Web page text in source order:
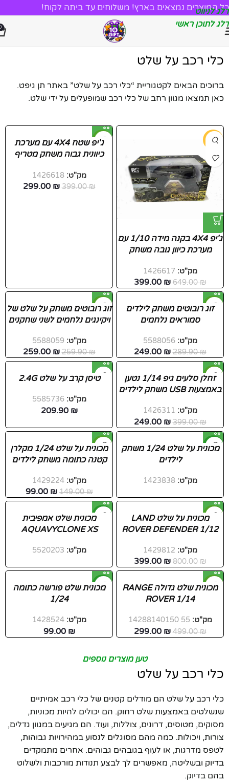
דלג לניווט
דלג לתוכן ראשי
כל המוצרים נמצאים בארץ! משלוחים עד ביתה לקוח!
כלי רכב על שלט
ברוכים הבאים לקטגוריית “כלי רכב על שלט” באתר תן גיפט.
כאן תמצאו מגוון רחב של כלי רכב שמופעלים על ידי שלט.
-39%
ג'יפ 4X4 בקנה מידה 1/10 עם
מערכת כיוון גובה משחק
מק"ט: 1426617
649.00₪
399.00 ₪
-25%
ג'יפ שטח 4X4 עם מערכת
כיוונית גבוה משחק מטריף
מק"ט:1426618
399.00₪
299.00 ₪
-14%
זוג רובוטים משחק לילדים
סמוראים נלחמים
מק"ט:5588056
289.90₪
249.00 ₪
-0%
זוג רובוטים משחק על שלט של
ויקינגים נלחמים לשני שחקנים
מק"ט: 5588059
259.90₪
259.00 ₪
-38%
זחלן סלעים גיפ 1/14 נטען
באמצעות USB משחק לילדים
מק"ט: 1426311
399.00₪
249.00 ₪
טיסן קרב על שלט 2.4G
מק"ט:5585736
209.90 ₪
חדש
מכונית על שלט 1/24 משחק
לילדים
מק"ט:1423838
-34%
מכונית על שלט 1/24 מקלרן
קטנה כתומה משחק לילדים
מק"ט:1429224
149.00₪
99.00 ₪
-50%
מכונית על שלט LAND
ROVER DEFENDER 1/12
מק"ט: 1429812
800.00₪
399.00 ₪
מכונית שלט אמפיבית
AQUAVYCLONE XS
מק"ט: 5520203
-40%
מכונית שלט גדולה RANGE
ROVER 1/14
מק"ט: 55 14288140150
499.00₪
299.00 ₪
חדש
מכונית שלט פורשה כתומה
1/24
מק"ט:1428524
99.00 ₪
טען מוצרים נוספים
כלי רכב על שלט
כלי רכב על שלט הם מודלים קטנים של כלי רכב אמיתיים
שנשלטים באמצעות שלט רחוק. הם יכולים להיות מכוניות,
מסוקים, מטוסים, דרונים, צוללות, ועוד. הם מגיעים במגוון גדלים,
צורות, ויכולות. כמה מהם מסוגלים לנסוע במהירויות גבוהות,
לטפס מדרגות, או לעוף בגובהים גבוהים. אחרים מתמקדים
בדיוק ובשליטה, מאפשרים לך לבצע תנודות מורכבות ולשלוט
בהם בדיוק.